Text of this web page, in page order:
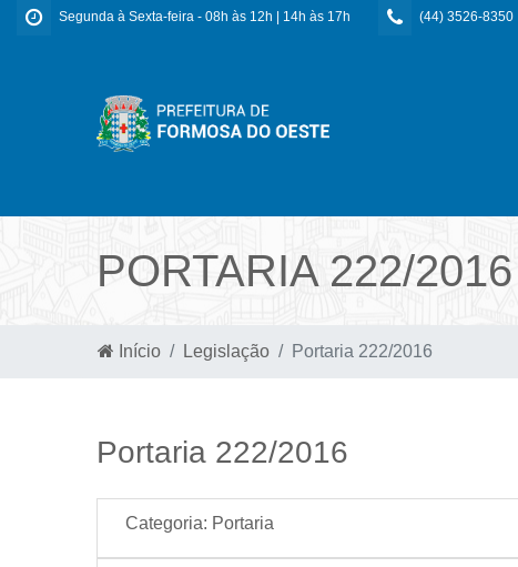
Segunda à Sexta-feira - 08h às 12h | 14h às 17h (44) 3526-8350
PORTARIA 222/2016
Início Legislação Portaria 222/2016
Portaria 222/2016
Categoria: Portaria